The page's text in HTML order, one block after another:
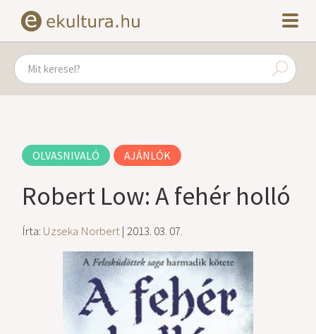
OLVASNIVALÓ AJÁNLÓK
Robert Low: A fehér holló
Írta: Uzseka Norbert| 2013. 03. 07.